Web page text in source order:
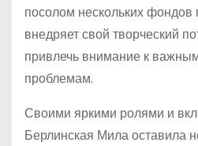
посолом нескольких
внедряет свой творческий
привлечь внимание к
проблемам.
Своими яркими ролями и
Берлинская Мила оставила